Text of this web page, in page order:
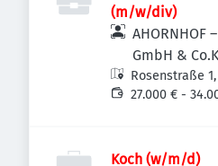
(m/w/div)
AHORNHOF
GmbH &
Rosenstraße
Aspern,
27.000 € -
Koch (w/m/d)